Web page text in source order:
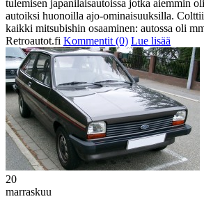
tulemisen japanilaisautoissa jotka aiemmin
autoiksi huonoilla ajo-ominaisuuksilla.
kaikki mitsubishin osaaminen: autossa oli
Retroautot.fi Kommentit (0) Lue lisää
20
marraskuu